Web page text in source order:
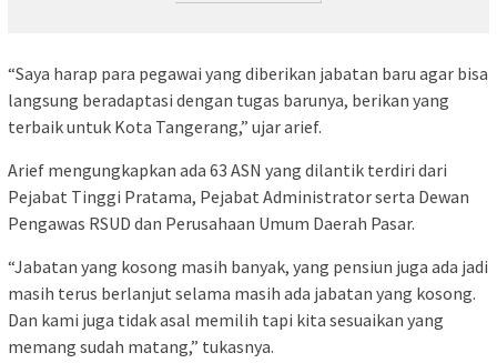
“Saya harap para pegawai yang diberikan jabatan baru agar bisa
langsung beradaptasi dengan tugas barunya, berikan yang
terbaik untuk Kota Tangerang,” ujar arief.
Arief mengungkapkan ada 63 ASN yang dilantik terdiri dari
Pejabat Tinggi Pratama, Pejabat Administrator serta Dewan
Pengawas RSUD dan Perusahaan Umum Daerah Pasar.
“Jabatan yang kosong masih banyak, yang pensiun juga ada jadi
masih terus berlanjut selama masih ada jabatan yang kosong.
Dan kami juga tidak asal memilih tapi kita sesuaikan yang
memang sudah matang,” tukasnya.